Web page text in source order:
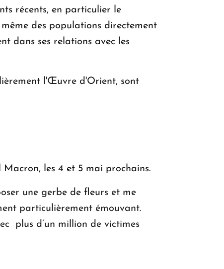
récents, en particulier le
des populations directement
dans ses relations avec les
l'Œuvre d'Orient, sont
les 4 et 5 mai prochains.
une gerbe de fleurs et me
particulièrement émouvant.
plus d’un million de victimes